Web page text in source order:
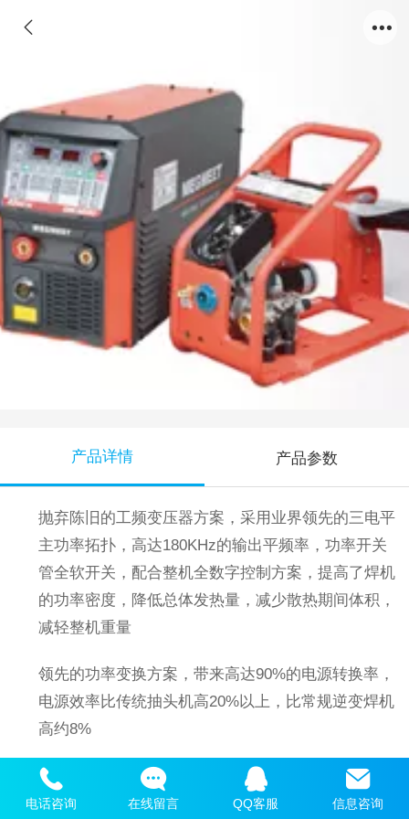
全数字智能CO2/MAG焊机
产品详情 产品参数
抛弃陈旧的工频变压器方案，采用业界领先的三电平
主功率拓扑，高达180KHz的输出平频率，功率开关
管全软开关，配合整机全数字控制方案，提高了焊机
的功率密度，降低总体发热量，减少散热期间体积，
减轻整机重量
领先的功率变换方案，带来高达90%的电源转换率，
电源效率比传统抽头机高20%以上，比常规逆变焊机
高约8%
独特的双环电机驱动控制方案：内环电流控制，送丝
更有力，外环速度控制，送丝更稳定
电话咨询 在线留言 QQ客服 信息咨询